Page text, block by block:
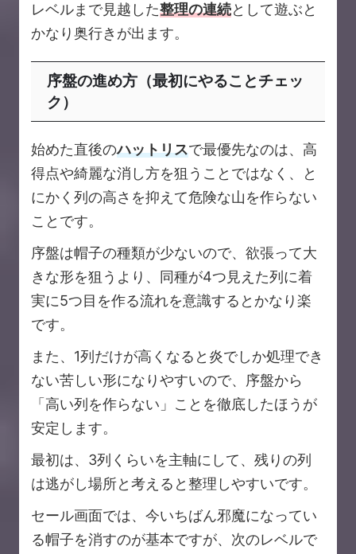
レベルまで見越した整理の連続として遊ぶと
かなり奥行きが出ます。
序盤の進め方（最初にやることチェッ
ク）
始めた直後のハットリスで最優先なのは、高
得点や綺麗な消し方を狙うことではなく、と
にかく列の高さを抑えて危険な山を作らない
ことです。
序盤は帽子の種類が少ないので、欲張って大
きな形を狙うより、同種が4つ見えた列に着
実に5つ目を作る流れを意識するとかなり楽
です。
また、1列だけが高くなると炎でしか処理でき
ない苦しい形になりやすいので、序盤から
「高い列を作らない」ことを徹底したほうが
安定します。
最初は、3列くらいを主軸にして、残りの列
は逃がし場所と考えると整理しやすいです。
セール画面では、今いちばん邪魔になってい
る帽子を消すのが基本ですが、次のレベルで